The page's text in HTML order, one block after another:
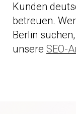
Kunden
betreuen.
Berlin
unsere SEO-